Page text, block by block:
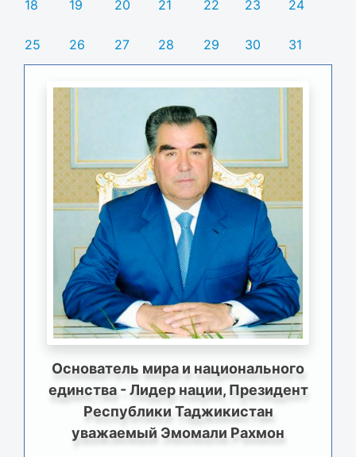
18 19 20 21 22 23 24
25 26 27 28 29 30 31
Основатель мира и национального
единства - Лидер нации, Президент
Республики Таджикистан
уважаемый Эмомали Рахмон